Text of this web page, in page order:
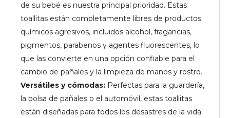
de su bebé es nuestra principal prioridad. Estas
toallitas están completamente libres de productos
químicos agresivos, incluidos alcohol, fragancias,
pigmentos, parabenos y agentes fluorescentes, lo
que las convierte en una opción confiable para el
cambio de pañales y la limpieza de manos y rostro.
Versátiles y cómodas: Perfectas para la guardería,
la bolsa de pañales o el automóvil, estas toallitas
están diseñadas para todos los desastres de la vida.